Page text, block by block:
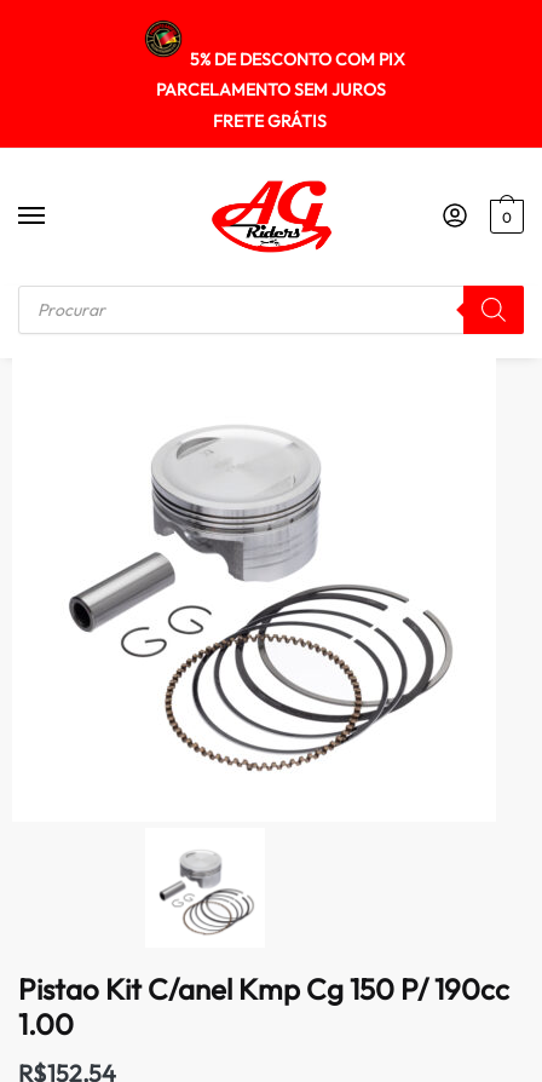
5% DE DESCONTO COM PIX
PARCELAMENTO SEM JUROS
FRETE GRÁTIS
0
Início / MOTOR
Pistao Kit C/anel Kmp Cg 150 P/ 190cc
1.00
R$152,54